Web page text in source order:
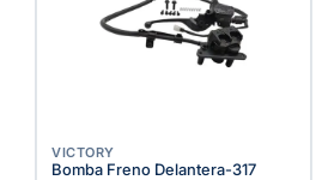
VICTORY
Bomba Freno Delantera-317